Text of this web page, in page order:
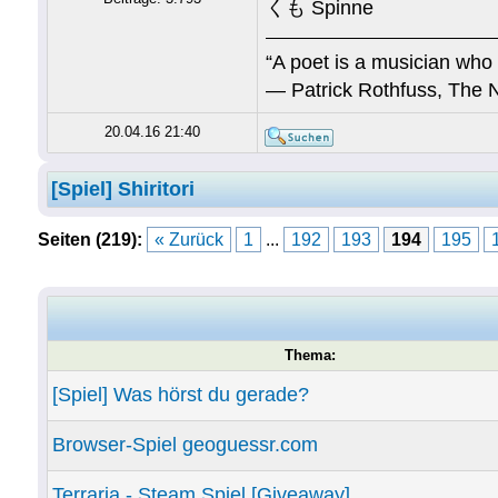
くも Spinne
“A poet is a musician who
― Patrick Rothfuss, The
20.04.16 21:40
[Spiel] Shiritori
Seiten (219): « Zurück 1 ... 192 193 194 195
Thema:
[Spiel] Was hörst du gerade?
Browser-Spiel geoguessr.com